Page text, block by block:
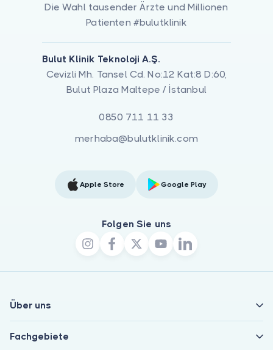
Die Wahl tausender Ärzte und Millionen
Patienten #bulutklinik
Bulut Klinik Teknoloji A.Ş.
Cevizli Mh. Tansel Cd. No:12 Kat:8 D:60,
Bulut Plaza Maltepe / İstanbul
0850 711 11 33
merhaba@bulutklinik.com
Apple Store Google Play
Folgen Sie uns
Über uns
Fachgebiete